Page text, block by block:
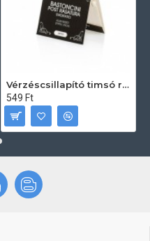
Vérzéscsillapító timsó rúd 20db
549 Ft